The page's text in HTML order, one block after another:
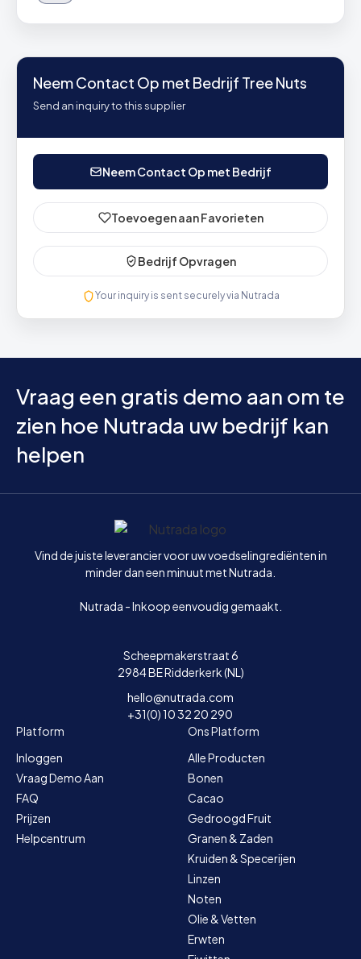
Neem Contact Op met Bedrijf Tree Nuts
Send an inquiry to this supplier
Neem Contact Op met Bedrijf
Toevoegen aan Favorieten
Bedrijf Opvragen
Your inquiry is sent securely via Nutrada
Vraag een gratis demo aan om te
zien hoe Nutrada uw bedrijf kan
helpen
Home
Vind de juiste leverancier voor uw voedselingrediënten in
minder dan een minuut met Nutrada.
Nutrada - Inkoop eenvoudig gemaakt.
Scheepmakerstraat 6
2984 BE Ridderkerk (NL)
hello@nutrada.com
+31(0) 10 32 20 290
Platform
Inloggen
Vraag Demo Aan
FAQ
Prijzen
Helpcentrum
Ons Platform
Alle Producten
Bonen
Cacao
Gedroogd Fruit
Granen & Zaden
Kruiden & Specerijen
Linzen
Noten
Olie & Vetten
Erwten